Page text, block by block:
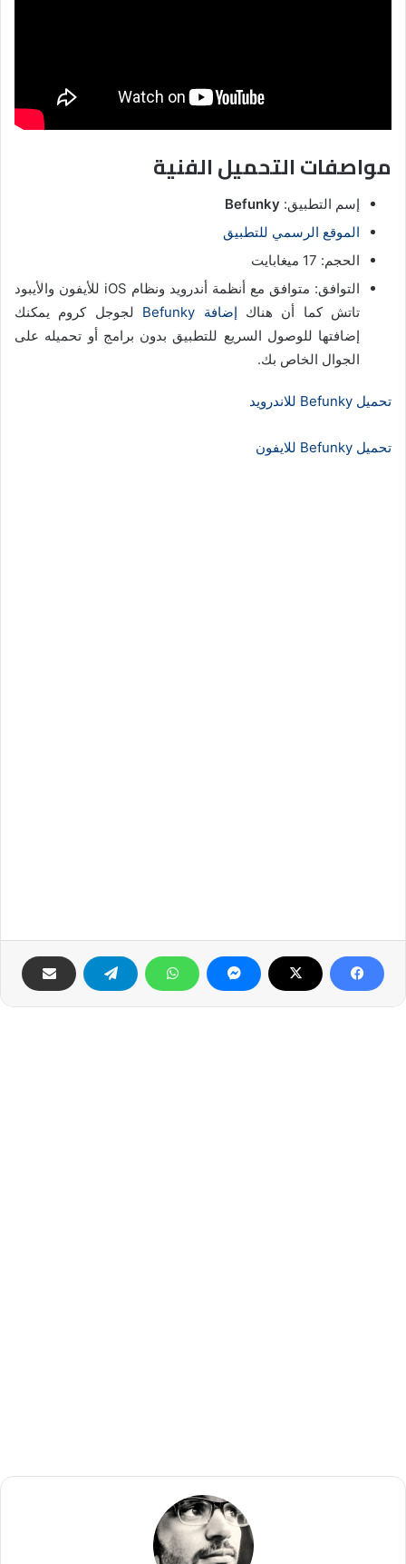
مواصفات التحميل الفنية
إسم التطبيق: Befunky
الموقع الرسمي للتطبيق
الحجم: 17 ميغابايت
التوافق: متوافق مع أنظمة أندرويد ونظام iOS للأيفون والأيبود
تاتش كما أن هناك إضافة Befunky
لجوجل كروم يمكنك
إضافتها للوصول السريع للتطبيق بدون برامج أو تحميله على
الجوال الخاص بك.
تحميل Befunky للاندرويد
تحميل Befunky للايفون